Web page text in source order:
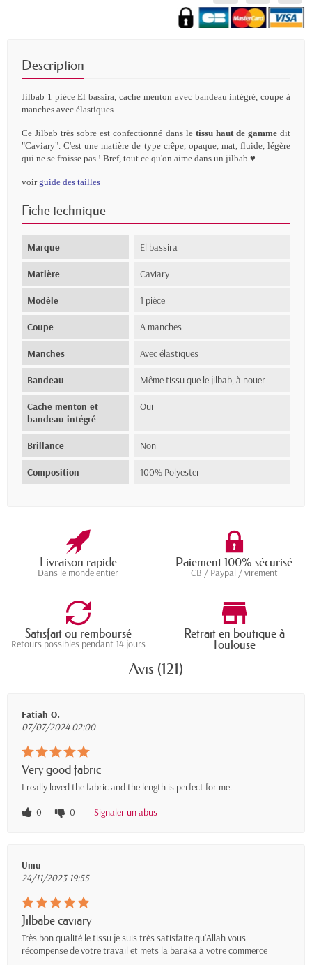
Description
Jilbab 1 pièce El bassira, cache menton avec bandeau intégré, coupe à
manches avec élastiques.
Ce Jilbab très sobre est confectionné dans le tissuhautdegammedit
"Caviary". C'est une matière de type crêpe, opaque, mat, fluide, légère
qui ne se froisse pas ! Bref, tout ce qu'on aime dans un jilbab ♥
voirguide des tailles
Fiche technique
Marque El bassira
Matière Caviary
Modèle 1 pièce
Coupe A manches
Manches Avec élastiques
Bandeau Même tissu que le jilbab, à nouer
Cache menton et
bandeau intégré
Oui
Brillance Non
Composition 100% Polyester
Livraison rapide
Dans le monde entier
Paiement 100% sécurisé
CB / Paypal / virement
Satisfait ou remboursé
Retours possibles pendant 14 jours
Retrait en boutique à
Toulouse
Avis (121)
Fatiah O.
07/07/2024 02:00
Very good fabric
I really loved the fabric and the length is perfect for me.
0
0 Signaler un abus
Umu
24/11/2023 19:55
Jilbabe caviary
Très bon qualité le tissu je suis très satisfaite qu’Allah vous
récompense de votre travail et mets la baraka à votre commerce